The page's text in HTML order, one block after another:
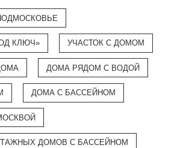
КЛЮЧ» УЧАСТОК С ДОМОМ
ДОМА РЯДОМ С ВОДОЙ
ДОМА С БАССЕЙНОМ
ДОМОВ С БАССЕЙНОМ